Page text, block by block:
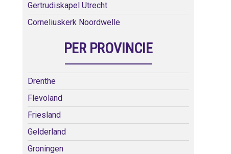
Gertrudiskapel Utrecht
Corneliuskerk Noordwelle
PER PROVINCIE
Drenthe
Flevoland
Friesland
Gelderland
Groningen